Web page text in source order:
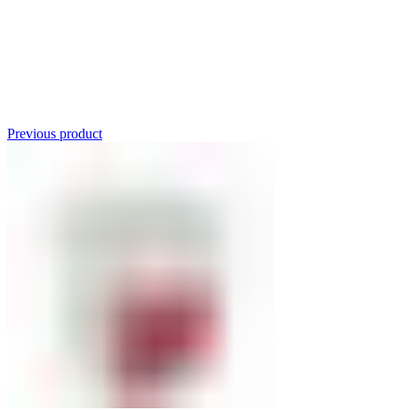
Previous product